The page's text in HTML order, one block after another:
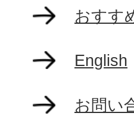
おすす
English
お問い